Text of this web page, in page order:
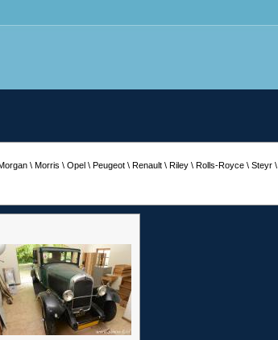
\ Morris \ Opel \ Peugeot \ Renault \ Riley \ Rolls-Royce \ Steyr \